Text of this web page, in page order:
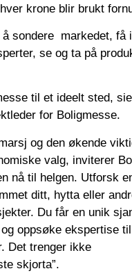
krone blir brukt
sondere markedet, få
se og ta på
til et ideelt sted,
for Boligmesse.
og den økende
valg, inviterer
nå til helgen. Utforsk
ditt, hytta eller
Du får en unik
oppsøke ekspertise
Det trenger ikke
skjorta”.